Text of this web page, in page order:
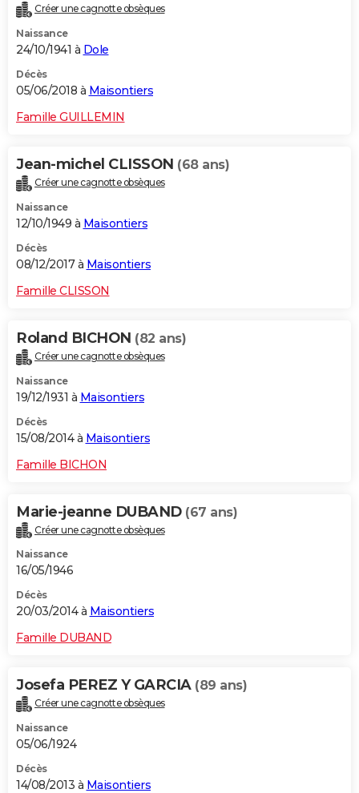
Créer une cagnotte obsèques
Naissance
24/10/1941 à Dole
Décès
05/06/2018 à Maisontiers
Famille GUILLEMIN
Jean-michel CLISSON (68 ans)
Créer une cagnotte obsèques
Naissance
12/10/1949 à Maisontiers
Décès
08/12/2017 à Maisontiers
Famille CLISSON
Roland BICHON (82 ans)
Créer une cagnotte obsèques
Naissance
19/12/1931 à Maisontiers
Décès
15/08/2014 à Maisontiers
Famille BICHON
Marie-jeanne DUBAND (67 ans)
Créer une cagnotte obsèques
Naissance
16/05/1946
Décès
20/03/2014 à Maisontiers
Famille DUBAND
Josefa PEREZ Y GARCIA (89 ans)
Créer une cagnotte obsèques
Naissance
05/06/1924
Décès
14/08/2013 à Maisontiers